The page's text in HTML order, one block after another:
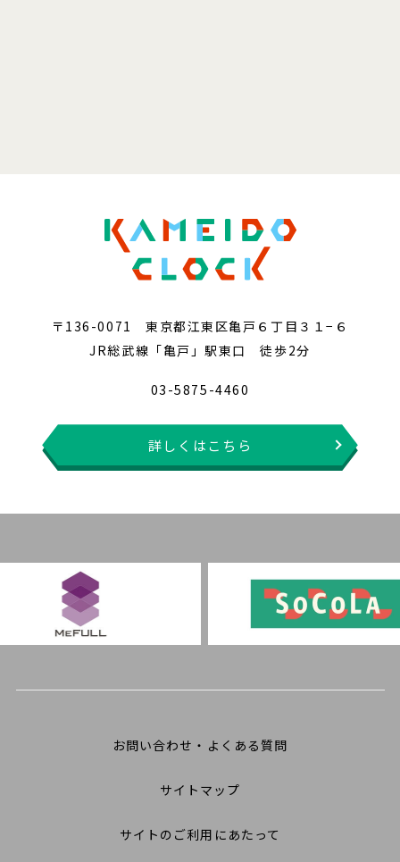
〒136-0071 東京都江東区亀戸６丁目３１−６
JR総武線「亀戸」駅東口 徒歩2分
03-5875-4460
詳しくはこちら
お問い合わせ・よくある質問
サイトマップ
サイトのご利用にあたって